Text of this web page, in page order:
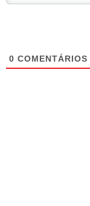
0 COMENTÁRIOS